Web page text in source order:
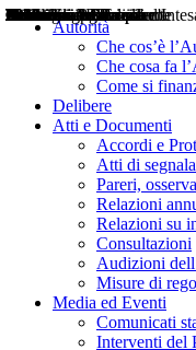
Autorità
Che cos’è
Che cosa fa
Come si
Delibere
Atti e Documenti
Accordi e
Atti di
Pareri,
Relazioni
Relazioni su
Consultazioni
Audizioni
Misure di
Media ed Eventi
Comunicati
Interventi del
Delibere
Pareri
Consultazioni
Audizioni
Atti di Segnalazione
Accordi e Protocolli
Relazioni annuali
Misure di regolazione
Notizie
Comunicati Stampa
Bollettini ART
Convegni ART
Interviste del Presidente
Articoli in primo piano
Interventi del Presidente
2004
2005
2010
2013
2014
2015
2016
2017
2018
2019
202
2020
2021
2022
2023
2024
2025
2026
Aereo
Marittimo
Terrestre